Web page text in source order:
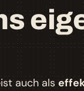
auch als